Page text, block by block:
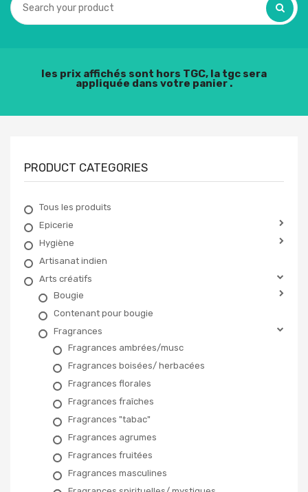
les prix affichés sont hors TGC, la tgc sera
appliquée dans votre panier .
PRODUCT CATEGORIES
Tous les produits
Epicerie
Hygiène
Artisanat indien
Arts créatifs
Bougie
Contenant pour bougie
Fragrances
Fragrances ambrées/musc
Fragrances boisées/ herbacées
Fragrances florales
Fragrances fraîches
Fragrances "tabac"
Fragrances agrumes
Fragrances fruitées
Fragrances masculines